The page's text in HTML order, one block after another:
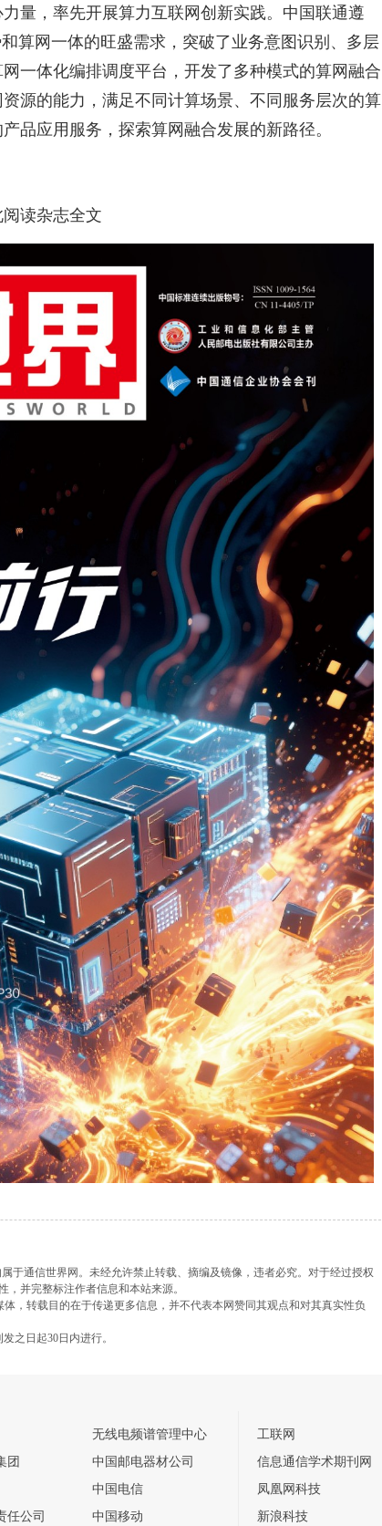
量，率先开展算力互联网创新实践。中国联通遵
算网一体的旺盛需求，突破了业务意图识别、多层
一体化编排调度平台，开发了多种模式的算网融合
资源的能力，满足不同计算场景、不同服务层次的算
品应用服务，探索算网融合发展的新路径。
阅读杂志全文
于通信世界网。未经允许禁止转载、摘编及镜像，违者必究。对于经过授权
并完整标注作者信息和本站来源。
，转载目的在于传递更多信息，并不代表本网赞同其观点和对其真实性负
之日起30日内进行。
团
任公司
无线电频谱管理中心
中国邮电器材公司
中国电信
中国移动
工联网
信息通信学术期刊网
凤凰网科技
新浪科技